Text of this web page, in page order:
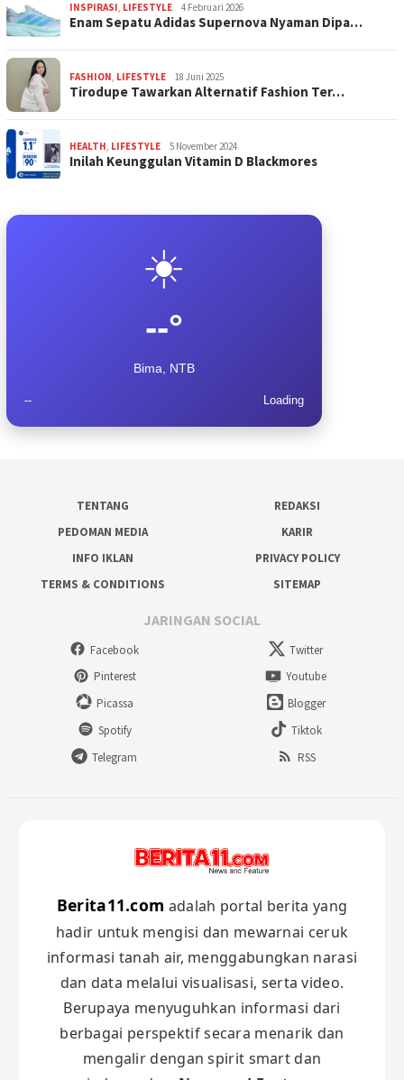
INSPIRASI, LIFESTYLE 4 Februari 2026
Enam Sepatu Adidas Supernova Nyaman Dipa…
FASHION, LIFESTYLE 18 Juni 2025
Tirodupe Tawarkan Alternatif Fashion Ter…
HEALTH, LIFESTYLE 5 November 2024
Inilah Keunggulan Vitamin D Blackmores
☀️
--°
Bima, NTB
-- Loading
TENTANG
REDAKSI
PEDOMAN MEDIA
KARIR
INFO IKLAN
PRIVACY POLICY
TERMS & CONDITIONS
SITEMAP
JARINGAN SOCIAL
Facebook
Twitter
Pinterest
Youtube
Picassa
Blogger
Spotify
Tiktok
Telegram
RSS
Berita11.com adalah portal berita yang
hadir untuk mengisi dan mewarnai ceruk
informasi tanah air, menggabungkan narasi
dan data melalui visualisasi, serta video.
Berupaya menyuguhkan informasi dari
berbagai perspektif secara menarik dan
mengalir dengan spirit smart dan